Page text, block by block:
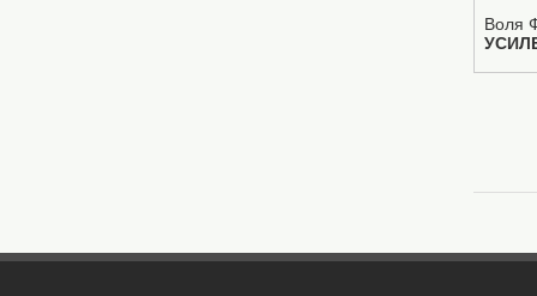
Воля